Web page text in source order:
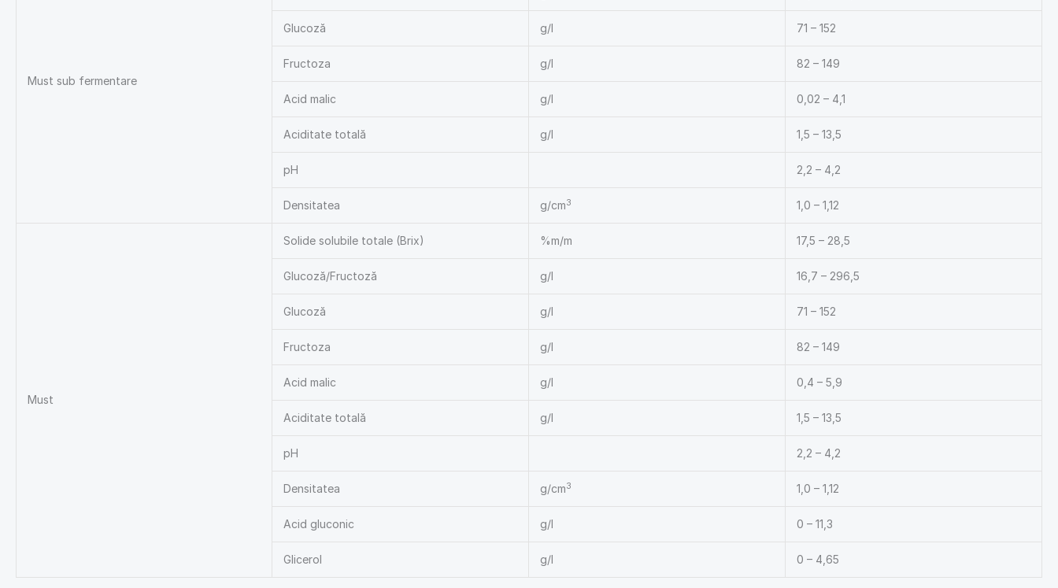
Must sub fermentare
Glucoză g/l 71 – 152
Fructoza g/l 82 – 149
Acid malic g/l 0,02 – 4,1
Aciditate totală g/l 1,5 – 13,5
pH 2,2 – 4,2
Densitatea g/cm3 1,0 – 1,12
Must
Solide solubile totale (Brix) %m/m 17,5 – 28,5
Glucoză/Fructoză g/l 16,7 – 296,5
Glucoză g/l 71 – 152
Fructoza g/l 82 – 149
Acid malic g/l 0,4 – 5,9
Aciditate totală g/l 1,5 – 13,5
pH 2,2 – 4,2
Densitatea g/cm3 1,0 – 1,12
Acid gluconic g/l 0 – 11,3
Glicerol g/l 0 – 4,65